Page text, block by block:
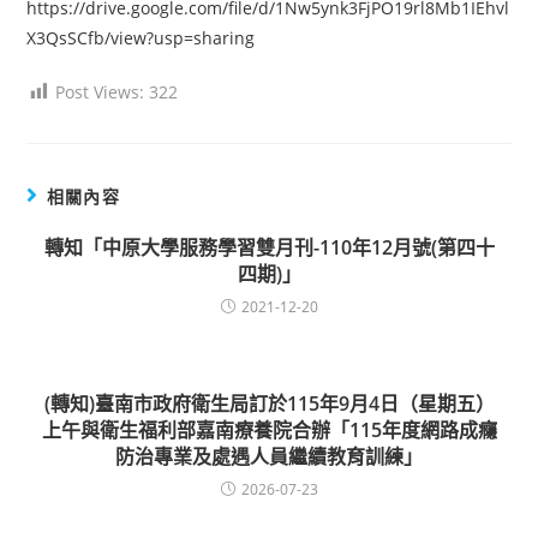
https://drive.google.com/file/d/1Nw5ynk3FjPO19rl8Mb1IEhvl
X3QsSCfb/view?usp=sharing
Post Views: 322
相關內容
轉知「中原大學服務學習雙月刊-110年12月號(第四十
四期)」
2021-12-20
(轉知)臺南市政府衛生局訂於115年9月4日（星期五）
上午與衛生福利部嘉南療養院合辦「115年度網路成癮
防治專業及處遇人員繼續教育訓練」
2026-07-23